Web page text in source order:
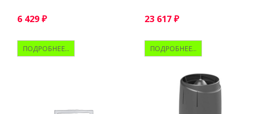
6 429 ₽
ПОДРОБНЕЕ...
23 617 ₽
ПОДРОБНЕЕ...